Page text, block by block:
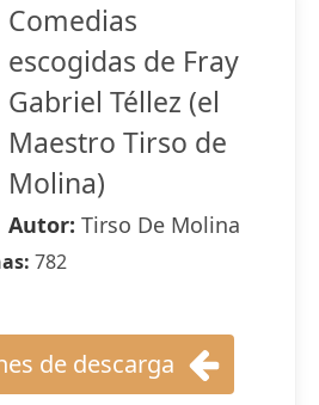
Comedias
escogidas de Fray
Gabriel Téllez (el
Maestro Tirso de
Molina)
Autor: Tirso De Molina
782
de descarga